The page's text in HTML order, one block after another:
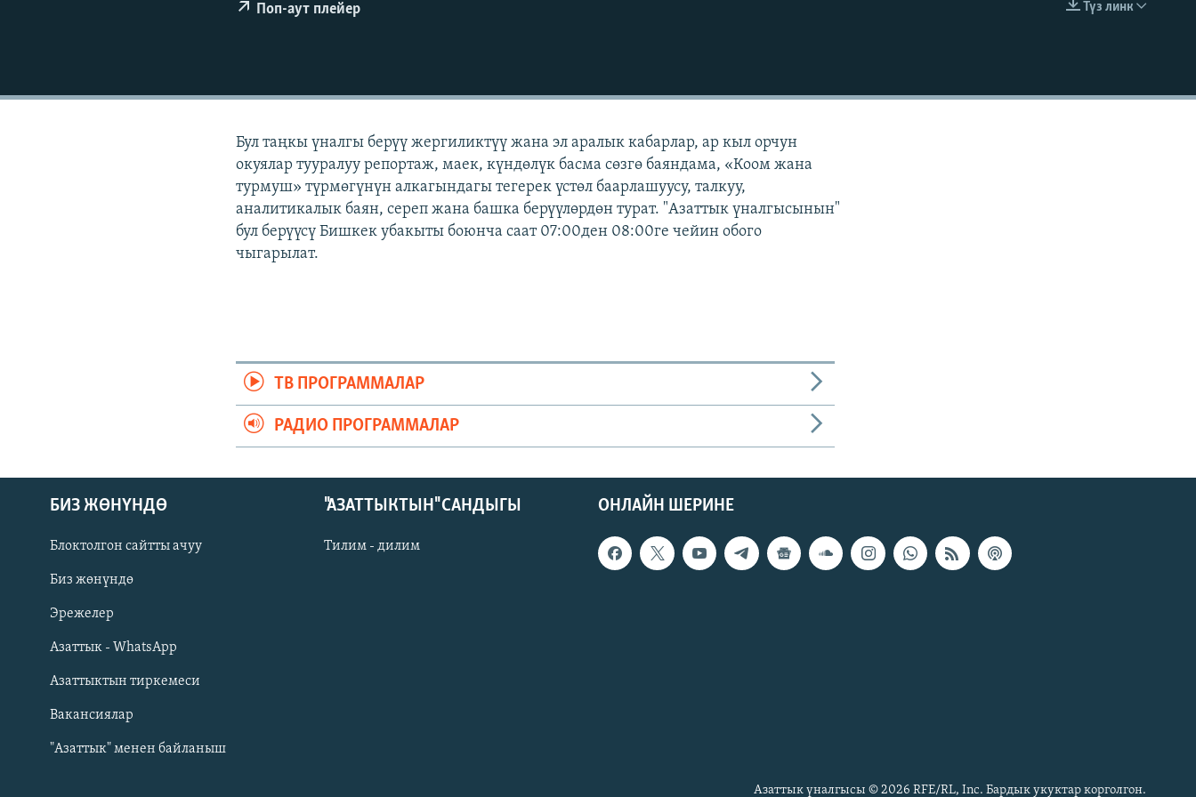
Русский
ОНЛАЙН ШЕРИНЕ
EMBED
Түз линк
Поп-аут плейер
Бул таңкы үналгы берүү жергиликтүү жана эл аралык кабарлар, ар кыл орчун
окуялар тууралуу репортаж, маек, күндөлүк басма сөзгө баяндама, «Коом жана
турмуш» түрмөгүнүн алкагындагы тегерек үстөл баарлашуусу, талкуу,
аналитикалык баян, сереп жана башка берүүлөрдөн турат. "Азаттык үналгысынын"
бул берүүсү Бишкек убакыты боюнча саат 07:00ден 08:00ге чейин обого
чыгарылат.
ТВ ПРОГРАММАЛАР
РАДИО ПРОГРАММАЛАР
ОНЛАЙН ШЕРИНЕ
БИЗ ЖӨНҮНДӨ
Блоктолгон сайтты ачуу
Биз жөнүндө
Эрежелер
Азаттык - WhatsApp
Азаттыктын тиркемеси
Вакансиялар
"Азаттык" менен байланыш
"АЗАТТЫКТЫН" САНДЫГЫ
Тилим - дилим
Азаттык үналгысы © 2026 RFE/RL, Inc. Бардык укуктар корголгон.